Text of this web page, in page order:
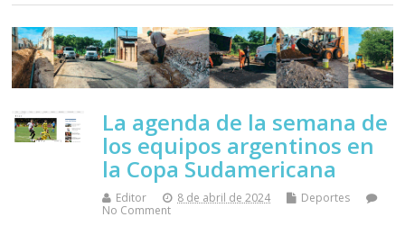
La agenda de la semana de
los equipos argentinos en
la Copa Sudamericana
Editor 8 de abril de 2024
Deportes
No Comment